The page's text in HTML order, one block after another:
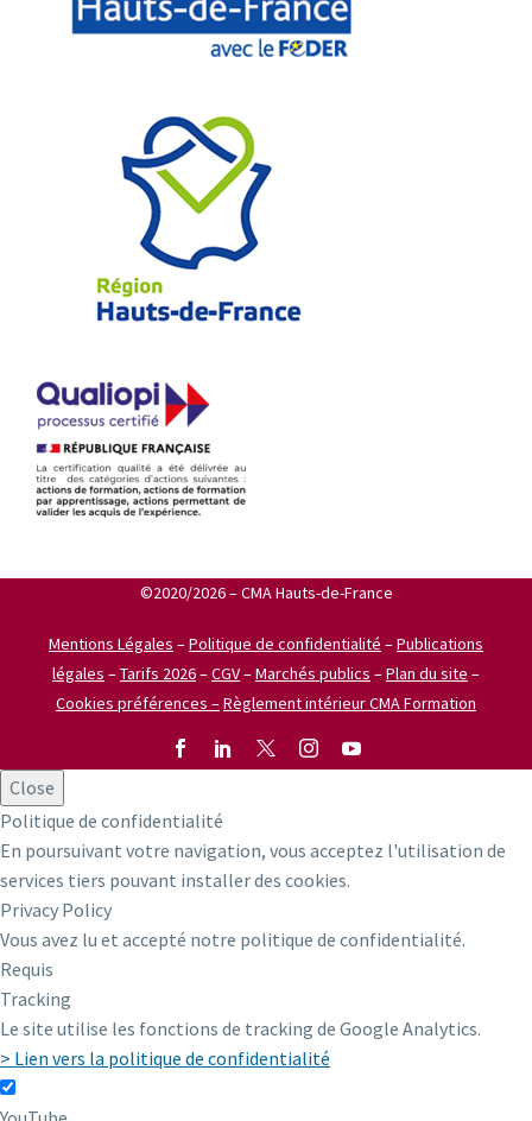
©2020/2026 – CMA Hauts-de-France
Mentions Légales –Politique de confidentialité –Publications
légales –Tarifs 2026–CGV–Marchés publics –Plan du site –
Cookies préférences –Règlement intérieur CMA Formation
Close
Politique de confidentialité
En poursuivant votre navigation, vous acceptez l'utilisation de
services tiers pouvant installer des cookies.
Privacy Policy
Vous avez lu et accepté notre politique de confidentialité.
Requis
Tracking
Le site utilise les fonctions de tracking de Google Analytics.
> Lien vers la politique de confidentialité